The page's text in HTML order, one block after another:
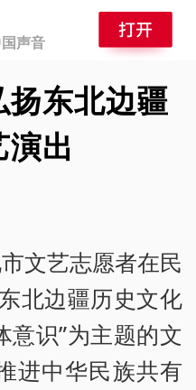
声音
东北边疆
出
文艺志愿者在民
北边疆历史文化
识”为主题的文
进中华民族共有